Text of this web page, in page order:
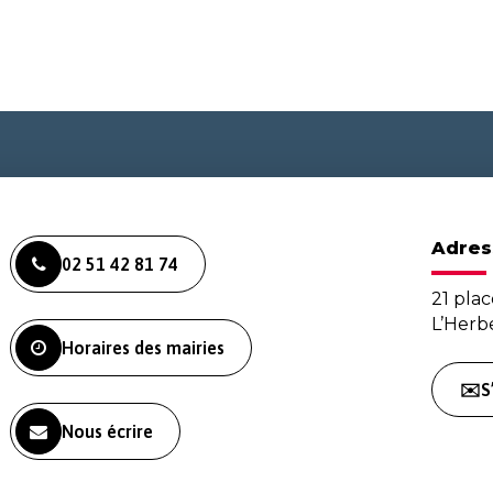
02 51 42 81 74
Horaires des mairies
Nous écrire
21